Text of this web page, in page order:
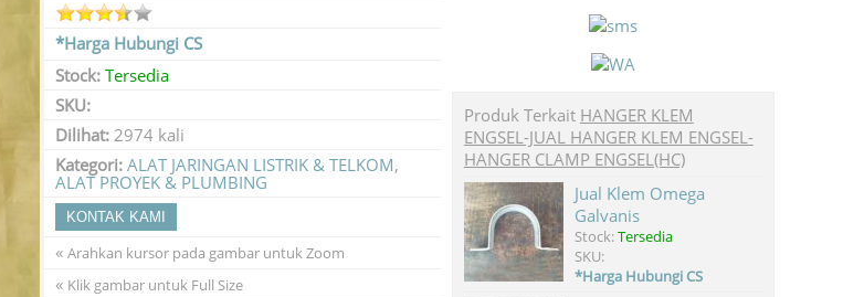
*Harga Hubungi CS
Stock: Tersedia
SKU:
Dilihat: 2974 kali
Kategori: ALAT JARINGAN LISTRIK & TELKOM,
ALAT PROYEK & PLUMBING
KONTAK KAMI
« Arahkan kursor pada gambar untuk Zoom
« Klik gambar untuk Full Size
Produk Terkait HANGER KLEM
ENGSEL-JUAL HANGER KLEM ENGSEL-
HANGER CLAMP ENGSEL(HC)
Jual Klem Omega
Galvanis
Stock:Tersedia
SKU:
*Harga Hubungi CS